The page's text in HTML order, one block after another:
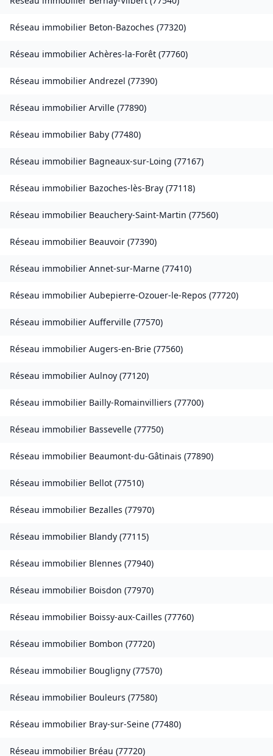
Réseau immobilier Beton-Bazoches (77320)
Réseau immobilier Achères-la-Forêt (77760)
Réseau immobilier Andrezel (77390)
Réseau immobilier Arville (77890)
Réseau immobilier Baby (77480)
Réseau immobilier Bagneaux-sur-Loing (77167)
Réseau immobilier Bazoches-lès-Bray (77118)
Réseau immobilier Beauchery-Saint-Martin (77560)
Réseau immobilier Beauvoir (77390)
Réseau immobilier Annet-sur-Marne (77410)
Réseau immobilier Aubepierre-Ozouer-le-Repos (77720)
Réseau immobilier Aufferville (77570)
Réseau immobilier Augers-en-Brie (77560)
Réseau immobilier Aulnoy (77120)
Réseau immobilier Bailly-Romainvilliers (77700)
Réseau immobilier Bassevelle (77750)
Réseau immobilier Beaumont-du-Gâtinais (77890)
Réseau immobilier Bellot (77510)
Réseau immobilier Bezalles (77970)
Réseau immobilier Blandy (77115)
Réseau immobilier Blennes (77940)
Réseau immobilier Boisdon (77970)
Réseau immobilier Boissy-aux-Cailles (77760)
Réseau immobilier Bombon (77720)
Réseau immobilier Bougligny (77570)
Réseau immobilier Bouleurs (77580)
Réseau immobilier Bray-sur-Seine (77480)
Réseau immobilier Bréau (77720)